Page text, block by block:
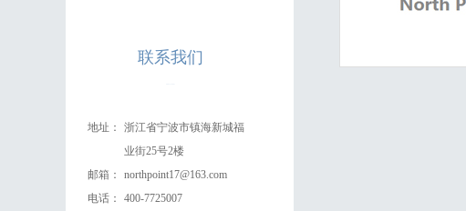
联系我们
地址：
浙江省宁波市镇海新城福
业街25号2楼
邮箱：
northpoint17@163.com
电话：
400-7725007